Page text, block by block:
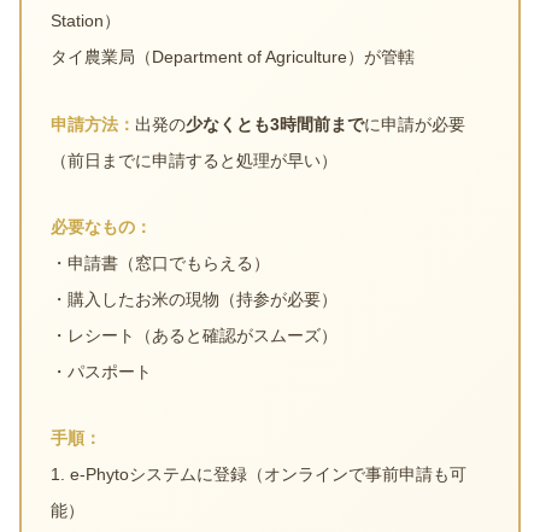
Station）
タイ農業局（Department of Agriculture）が管轄
申請方法： 出発の少なくとも3時間前までに申請が必要
（前日までに申請すると処理が早い）
必要なもの：
・申請書（窓口でもらえる）
・購入したお米の現物（持参が必要）
・レシート（あると確認がスムーズ）
・パスポート
手順：
1. e-Phytoシステムに登録（オンラインで事前申請も可
能）